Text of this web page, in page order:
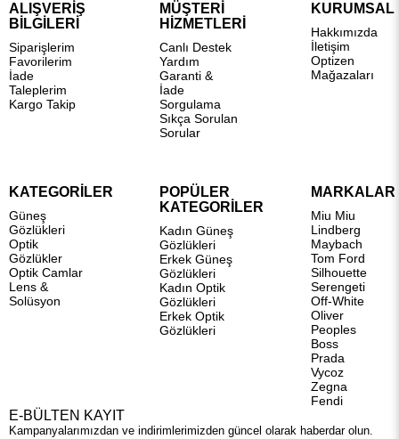
ALIŞVERİŞ
BİLGİLERİ
Siparişlerim
Favorilerim
İade
Taleplerim
Kargo Takip
MÜŞTERİ
HİZMETLERİ
Canlı Destek
Yardım
Garanti &
İade
Sorgulama
Sıkça Sorulan
Sorular
KURUMSAL
Hakkımızda
İletişim
Optizen
Mağazaları
KATEGORİLER
Güneş
Gözlükleri
Optik
Gözlükler
Optik Camlar
Lens &
Solüsyon
POPÜLER
KATEGORİLER
Kadın Güneş
Gözlükleri
Erkek Güneş
Gözlükleri
Kadın Optik
Gözlükleri
Erkek Optik
Gözlükleri
MARKALAR
Miu Miu
Lindberg
Maybach
Tom Ford
Silhouette
Serengeti
Off-White
Oliver
Peoples
Boss
Prada
Vycoz
Zegna
Fendi
E-BÜLTEN KAYIT
Kampanyalarımızdan ve indirimlerimizden güncel olarak haberdar olun.